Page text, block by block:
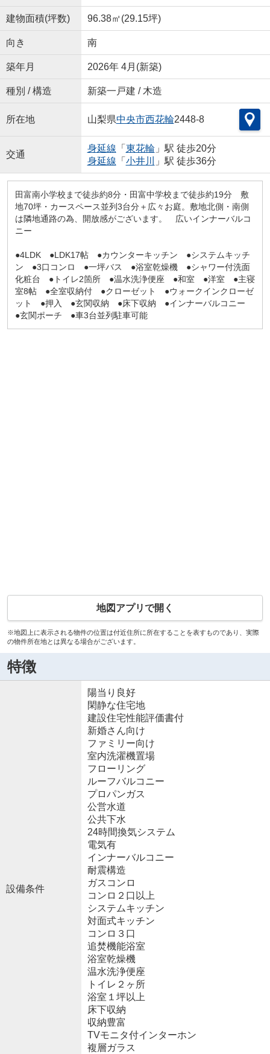
建物面積(坪数) 96.38㎡(29.15坪)
向き 南
築年月 2026年 4月(新築)
種別 / 構造 新築一戸建 / 木造
所在地 山梨県中央市西花輪2448-8
交通
身延線 「 東花輪」駅 徒歩20分
身延線 「 小井川 」駅 徒歩36分
田富南小学校まで徒歩約8分・田富中学校まで徒歩約19分 敷
地70坪・カースペース並列3台分＋広々お庭。敷地北側・南側
は隣地通路の為、開放感がございます。 広いインナーバルコ
ニー
●4LDK ●LDK17帖 ●カウンターキッチン ●システムキッチ
ン ●3口コンロ ●一坪バス ●浴室乾燥機 ●シャワー付洗面
化粧台 ●トイレ2箇所 ●温水洗浄便座 ●和室 ●洋室 ●主寝
室8帖 ●全室収納付 ●クローゼット ●ウォークインクローゼ
ット ●押入 ●玄関収納 ●床下収納 ●インナーバルコニー
●玄関ポーチ ●車3台並列駐車可能
地図アプリで開く
※地図上に表示される物件の位置は付近住所に所在することを表すものであり、実際
の物件所在地とは異なる場合がございます。
特徴
設備条件
陽当り良好
閑静な住宅地
建設住宅性能評価書付
新婚さん向け
ファミリー向け
室内洗濯機置場
フローリング
ルーフバルコニー
プロパンガス
公営水道
公共下水
24時間換気システム
電気有
インナーバルコニー
耐震構造
ガスコンロ
コンロ２口以上
システムキッチン
対面式キッチン
コンロ３口
追焚機能浴室
浴室乾燥機
温水洗浄便座
トイレ２ヶ所
浴室１坪以上
床下収納
収納豊富
TVモニタ付インターホン
複層ガラス